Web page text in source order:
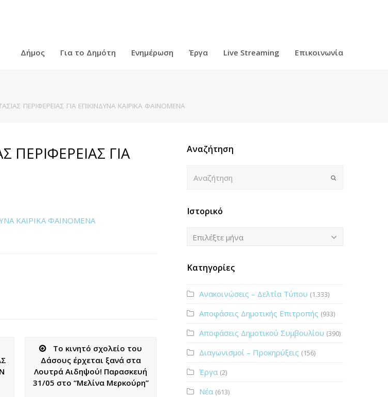
Δήμος Για το Δημότη Ενημέρωση Έργα Live Streaming Επικοινωνία
ΠΕΡΙΦΕΡΕΙΑΣ ΓΙΑ ΕΠΙΚΙΝΔΥΝΑ ΚΑΙΡΙΚΑ ΦΑΙΝΟΜΕΝΑ
ΠΕΡΙΦΕΡΕΙΑΣ ΓΙΑ
ΚΑΙΡΙΚΑ ΦΑΙΝΟΜΕΝΑ
Το κινητό σχολείο του
Δάσους έρχεται ξανά στα
Λουτρά Αιδηψού! Παρασκευή
31/05 στο “Μελίνα Μερκούρη”
Αναζήτηση
Ιστορικό
Ιστορικό
Επιλέξτε μήνα
Κατηγορίες
Ανακοινώσεις – Δελτία Τύπου (1.333)
Αποφάσεις Δημοτικής Επιτροπής (933)
Αποφάσεις Δημοτικού Συμβουλίου (390)
Διαγωνισμοί – Προκηρύξεις (156)
Έργα (2)
Νέα (613)